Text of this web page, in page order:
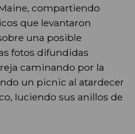
compartiendo
que levantaron
una posible
fotos difundidas
caminando por la
un picnic al atardecer
luciendo sus anillos de